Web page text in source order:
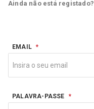
Ainda não está registado?
EMAIL *
PALAVRA-PASSE *